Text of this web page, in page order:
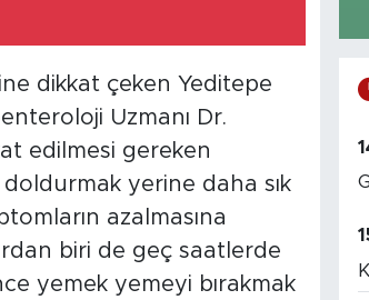
dikkat çeken Yeditepe
Uzmanı Dr.
edilmesi gereken
doldurmak yerine daha sık
azalmasına
biri de geç saatlerde
yemek yemeyi bırakmak